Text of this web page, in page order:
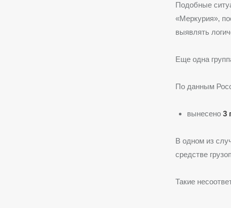
Подобные
«Меркурия»,
выявлять
Еще одна
По данным
вынесено 3
В одном из
средстве
Такие